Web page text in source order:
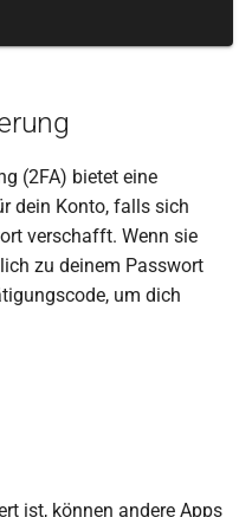
(2FA) bietet eine
dein Konto, falls sich
verschafft. Wenn sie
zu deinem Passwort
um dich
ist, können andere Apps